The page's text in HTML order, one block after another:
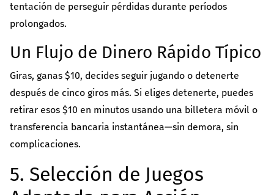
tentación de perseguir pérdidas durante períodos
prolongados.
Un Flujo de Dinero Rápido Típico
Giras, ganas $10, decides seguir jugando o detenerte
después de cinco giros más. Si eliges detenerte, puedes
retirar esos $10 en minutos usando una billetera móvil o
transferencia bancaria instantánea—sin demora, sin
complicaciones.
5. Selección de Juegos